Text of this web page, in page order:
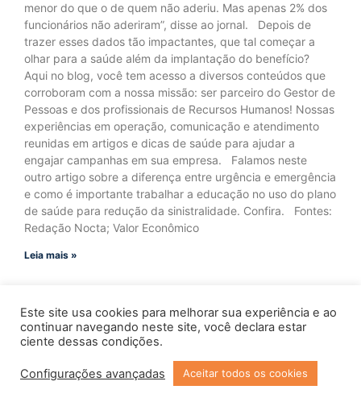
menor do que o de quem não aderiu. Mas apenas 2% dos
funcionários não aderiram”, disse ao jornal. Depois de
trazer esses dados tão impactantes, que tal começar a
olhar para a saúde além da implantação do benefício?
Aqui no blog, você tem acesso a diversos conteúdos que
corroboram com a nossa missão: ser parceiro do Gestor de
Pessoas e dos profissionais de Recursos Humanos! Nossas
experiências em operação, comunicação e atendimento
reunidas em artigos e dicas de saúde para ajudar a
engajar campanhas em sua empresa. Falamos neste
outro artigo sobre a diferença entre urgência e emergência
e como é importante trabalhar a educação no uso do plano
de saúde para redução da sinistralidade. Confira. Fontes:
Redação Nocta; Valor Econômico
Leia mais »
Copyright © 2023 Todos os Direitos Reservados
Este site usa cookies para melhorar sua experiência e ao
continuar navegando neste site, você declara estar
ciente dessas condições.
Configurações avançadas Aceitar todos os cookies